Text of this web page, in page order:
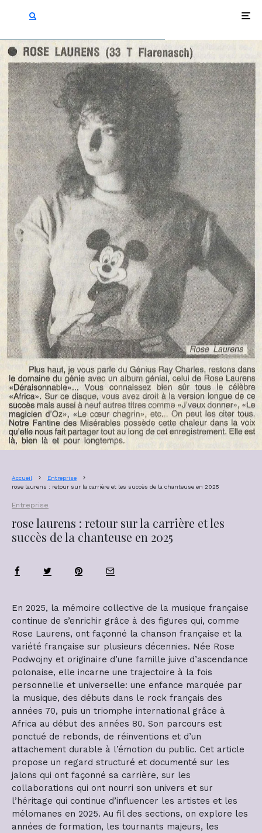
Accueil
Entreprise
rose laurens : retour sur la carrière et les succès de la chanteuse en 2025
Entreprise
rose laurens : retour sur la carrière et les
succès de la chanteuse en 2025
En 2025, la mémoire collective de la musique française
continue de s’enrichir grâce à des figures qui, comme
Rose Laurens, ont façonné la chanson française et la
variété française sur plusieurs décennies. Née Rose
Podwojny et originaire d’une famille juive d’ascendance
polonaise, elle incarne une trajectoire à la fois
personnelle et universelle: une enfance marquée par
la musique, des débuts dans le rock français des
années 70, puis un triomphe international grâce à
Africa au début des années 80. Son parcours est
ponctué de rebonds, de réinventions et d’un
attachement durable à l’émotion du public. Cet article
propose un regard structuré et documenté sur les
jalons qui ont façonné sa carrière, sur les
collaborations qui ont nourri son univers et sur
l’héritage qui continue d’influencer les artistes et les
mélomanes en 2025. Au fil des sections, on explore les
années de formation, les tournants majeurs, les